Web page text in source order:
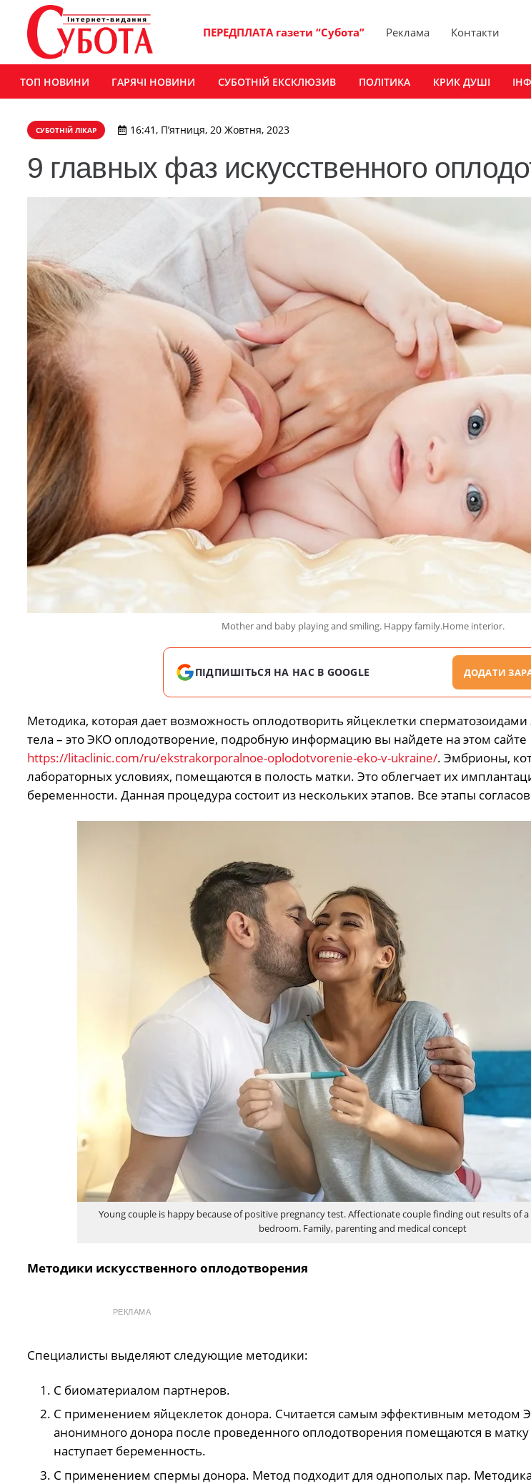
ПЕРЕДПЛАТА газети “Субота” Реклама Контакти
ТОП НОВИНИ ГАРЯЧІ НОВИНИ СУБОТНІЙ ЕКСКЛЮЗИВ ПОЛІТИКА КРИК ДУШІ
СУБОТНІЙ ЛІКАР 16:41, П’ятниця, 20 Жовтня, 2023
9 главных фаз искусственного
Mother and baby playing and smiling. Happy family.Home interior.
ПІДПИШІТЬСЯ НА НАС В GOOGLE ДОДАТИ
Методика, которая дает возможность оплодотворить яйцеклетки
тела – это ЭКО оплодотворение, подробную информацию вы найдете на этом сайте
https://litaclinic.com/ru/ekstrakorporalnoe-oplodotvorenie-eko-v-ukraine/. Эмбрионы,
лабораторных условиях, помещаются в полость матки. Это облегчает их
беременности. Данная процедура состоит из нескольких этапов. Все этапы
Young couple is happy because of positive pregnancy test. Affectionate couple finding out results of
bedroom. Family, parenting and medical concept
Методики искусственного оплодотворения
РЕКЛАМА
Специалисты выделяют следующие методики:
С биоматериалом партнеров.
С применением яйцеклеток донора. Считается самым эффективным методом
анонимного донора после проведенного оплодотворения помещаются в
наступает беременность.
С применением спермы донора. Метод подходит для однополых пар.